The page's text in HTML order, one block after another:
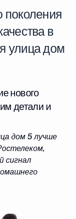
поколения
в
улица дом
нового
детали и
дом 5 лучше
сигнал